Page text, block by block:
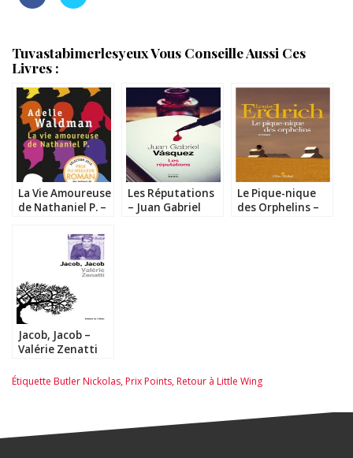
Tuvastabimerlesyeux Vous Conseille Aussi Ces
Livres :
La Vie Amoureuse
de Nathaniel P. –
Les Réputations
– Juan Gabriel
Le Pique-nique
des Orphelins –
Jacob, Jacob –
Valérie Zenatti
Étiquette Butler Nickolas,Prix Points,Retour à Little Wing